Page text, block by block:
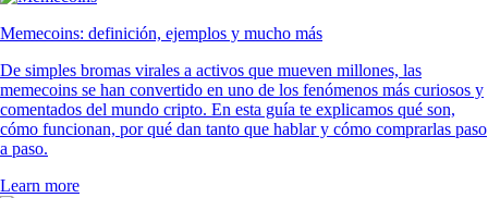
Memecoins: definición, ejemplos y mucho más
De simples bromas virales a activos que mueven millones, las
memecoins se han convertido en uno de los fenómenos más curiosos y
comentados del mundo cripto. En esta guía te explicamos qué son,
cómo funcionan, por qué dan tanto que hablar y cómo comprarlas paso
a paso.
Learn more